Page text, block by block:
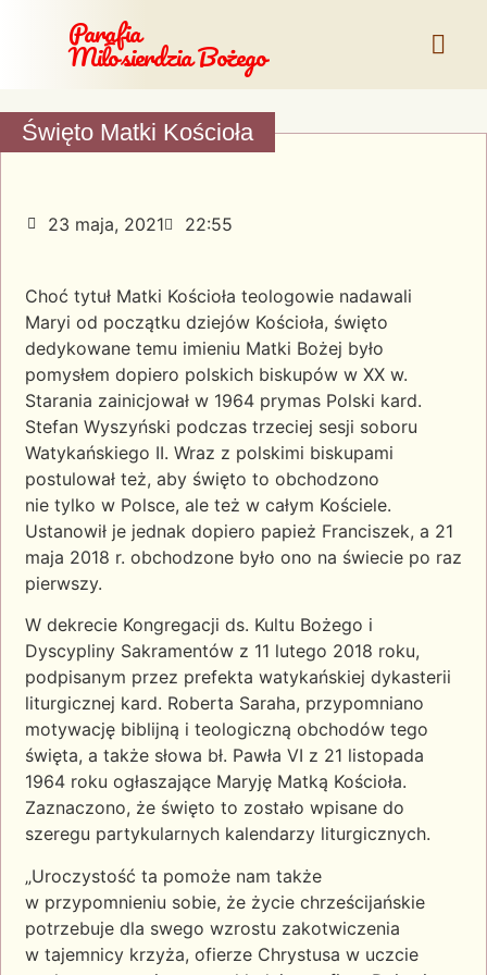
Parafia
Miłosierdzia Bożego
Święto Matki Kościoła
23 maja, 2021 22:55
Choć tytuł Matki Kościoła teologowie nadawali
Maryi od początku dziejów Kościoła, święto
dedykowane temu imieniu Matki Bożej było
pomysłem dopiero polskich biskupów w XX w.
Starania zainicjował w 1964 prymas Polski kard.
Stefan Wyszyński podczas trzeciej sesji soboru
Watykańskiego II. Wraz z polskimi biskupami
postulował też, aby święto to obchodzono
nie tylko w Polsce, ale też w całym Kościele.
Ustanowił je jednak dopiero papież Franciszek, a 21
maja 2018 r. obchodzone było ono na świecie po raz
pierwszy.
W dekrecie Kongregacji ds. Kultu Bożego i
Dyscypliny Sakramentów z 11 lutego 2018 roku,
podpisanym przez prefekta watykańskiej dykasterii
liturgicznej kard. Roberta Saraha, przypomniano
motywację biblijną i teologiczną obchodów tego
święta, a także słowa bł. Pawła VI z 21 listopada
1964 roku ogłaszające Maryję Matką Kościoła.
Zaznaczono, że święto to zostało wpisane do
szeregu partykularnych kalendarzy liturgicznych.
„Uroczystość ta pomoże nam także
w przypomnieniu sobie, że życie chrześcijańskie
potrzebuje dla swego wzrostu zakotwiczenia
w tajemnicy krzyża, ofierze Chrystusa w uczcie